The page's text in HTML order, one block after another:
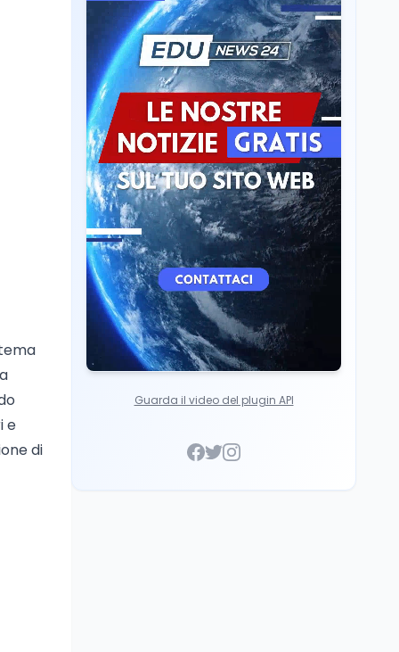
e
di
degli arretrati fino a
4.150 euro
Cultura6 ago
Spesa culturale in
Lombardia da record,
ma la voragine Nord-
Sud triplica
Cultura 6 ago
Francesco Guccini si è
spento a Pàvana: addio
al Maestrone
Guarda il video del plugin API